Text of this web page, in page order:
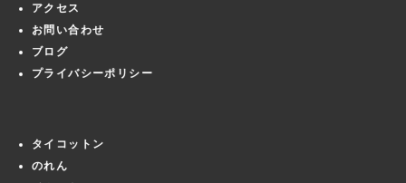
アクセス
お問い合わせ
ブログ
プライバシーポリシー
タイコットン
のれん